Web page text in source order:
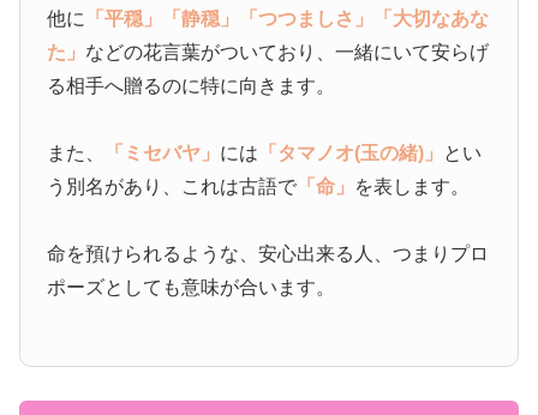
他に 「平穏」 「静穏」 「つつましさ」
「大切なあな
た」 などの花言葉がついており、一緒にいて安らげ
る相手へ贈るのに特に向きます。
また、 「ミセバヤ」 には 「タマノオ(玉の緒)」 とい
う別名があり、これは古語で 「命」 を表します。
命を預けられるような、安心出来る人、つまりプロ
ポーズとしても意味が合います。